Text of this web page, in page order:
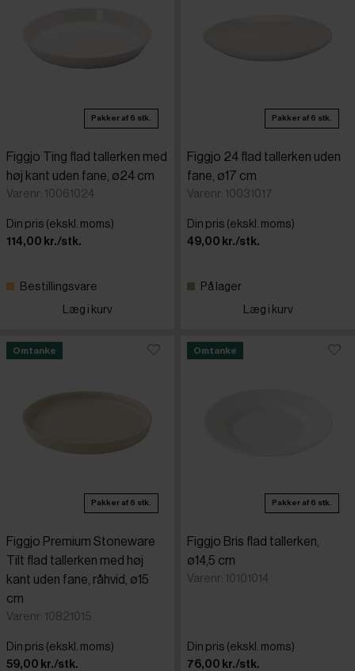
Tognana
Pakker af 6 stk.
Figgjo Ting flad tallerken med
høj kant uden fane, ø24 cm
Varenr: 10061024
Din pris (ekskl. moms)
114,00 kr./stk.
Bestillingsvare
Læg i kurv
Pakker af 6 stk.
Figgjo 24 flad tallerken uden
fane, ø17 cm
Varenr: 10031017
Din pris (ekskl. moms)
49,00 kr./stk.
På lager
Læg i kurv
Omtanke
Pakker af 6 stk.
Figgjo Premium Stoneware
Tilt flad tallerken med høj
kant uden fane, råhvid, ø15
cm
Varenr: 10821015
Din pris (ekskl. moms)
59,00 kr./stk.
Omtanke
Pakker af 6 stk.
Figgjo Bris flad tallerken,
ø14,5 cm
Varenr: 10101014
Din pris (ekskl. moms)
76,00 kr./stk.